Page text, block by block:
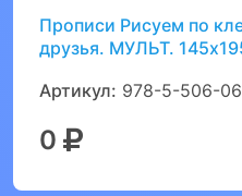
Прописи Рисуем по
друзья. МУЛЬТ.
Артикул: 978-5-506-
0